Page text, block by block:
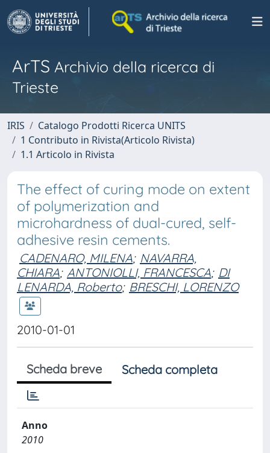
ArTS Archivio della ricerca di
Trieste
IRIS
Catalogo Prodotti Ricerca UNITS
1 Contributo in Rivista(Articolo Rivista)
1.1 Articolo in Rivista
The effect of curing mode on extent
of polymerization and
microhardness of dual-cured, self-
adhesive resin cements.
CADENARO, MILENA; NAVARRA,
CHIARA; ANTONIOLLI, FRANCESCA; DI
LENARDA, Roberto; BRESCHI, LORENZO
2010-01-01
Scheda breve Scheda completa
Anno
2010